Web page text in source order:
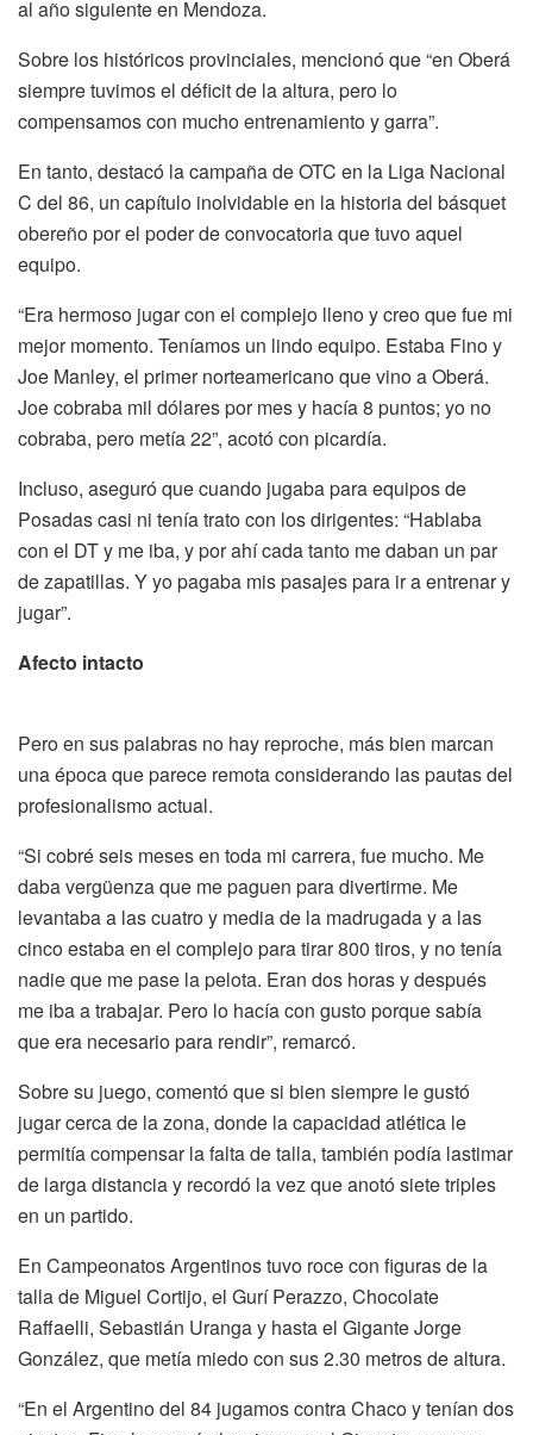
al año siguiente en Mendoza.
Sobre los históricos provinciales, mencionó que “en Oberá
siempre tuvimos el déficit de la altura, pero lo
compensamos con mucho entrenamiento y garra”.
En tanto, destacó la campaña de OTC en la Liga Nacional
C del 86, un capítulo inolvidable en la historia del básquet
obereño por el poder de convocatoria que tuvo aquel
equipo.
“Era hermoso jugar con el complejo lleno y creo que fue mi
mejor momento. Teníamos un lindo equipo. Estaba Fino y
Joe Manley, el primer norteamericano que vino a Oberá.
Joe cobraba mil dólares por mes y hacía 8 puntos; yo no
cobraba, pero metía 22”, acotó con picardía.
Incluso, aseguró que cuando jugaba para equipos de
Posadas casi ni tenía trato con los dirigentes: “Hablaba
con el DT y me iba, y por ahí cada tanto me daban un par
de zapatillas. Y yo pagaba mis pasajes para ir a entrenar y
jugar”.
Afecto intacto
Pero en sus palabras no hay reproche, más bien marcan
una época que parece remota considerando las pautas del
profesionalismo actual.
“Si cobré seis meses en toda mi carrera, fue mucho. Me
daba vergüenza que me paguen para divertirme. Me
levantaba a las cuatro y media de la madrugada y a las
cinco estaba en el complejo para tirar 800 tiros, y no tenía
nadie que me pase la pelota. Eran dos horas y después
me iba a trabajar. Pero lo hacía con gusto porque sabía
que era necesario para rendir”, remarcó.
Sobre su juego, comentó que si bien siempre le gustó
jugar cerca de la zona, donde la capacidad atlética le
permitía compensar la falta de talla, también podía lastimar
de larga distancia y recordó la vez que anotó siete triples
en un partido.
En Campeonatos Argentinos tuvo roce con figuras de la
talla de Miguel Cortijo, el Gurí Perazzo, Chocolate
Raffaelli, Sebastián Uranga y hasta el Gigante Jorge
González, que metía miedo con sus 2.30 metros de altura.
“En el Argentino del 84 jugamos contra Chaco y tenían dos